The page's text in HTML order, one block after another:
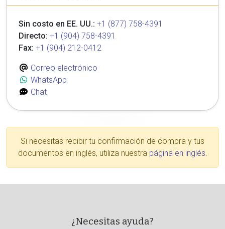
Sin costo en EE. UU.: +1 (877) 758-4391
Directo: +1 (904) 758-4391
Fax: +1 (904) 212-0412
Correo electrónico
WhatsApp
Chat
Si necesitas recibir tu confirmación de compra y tus
documentos en inglés, utiliza nuestra página en inglés.
¿Necesitas ayuda?